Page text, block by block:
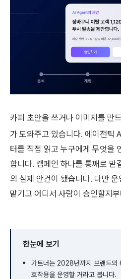
카피 초안을 쓰거나 이미지를 만
가 도와주고 있습니다. 에이전틱
터를 직접 읽고 누구에게 무엇을
합니다. 캠페인 하나를 통째로 맡
의 실제 안건이 됐습니다. 다만
맡기고 어디서 사람이 승인할지
한눈에 보기
가트너는 2028년까지 브랜드의
호작용을 운영할 거라고 봅니다.